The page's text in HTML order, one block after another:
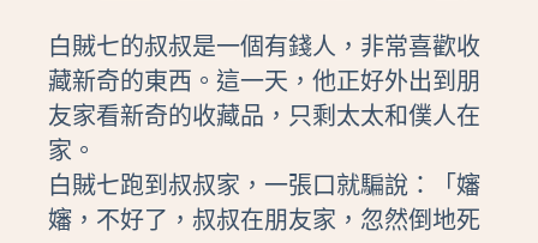
白賊七的叔叔是一個有錢人，非常喜歡收
藏新奇的東西。這一天，他正好外出到朋
友家看新奇的收藏品，只剩太太和僕人在
家。
白賊七跑到叔叔家，一張口就騙說：「嬸
嬸，不好了，叔叔在朋友家，忽然倒地死